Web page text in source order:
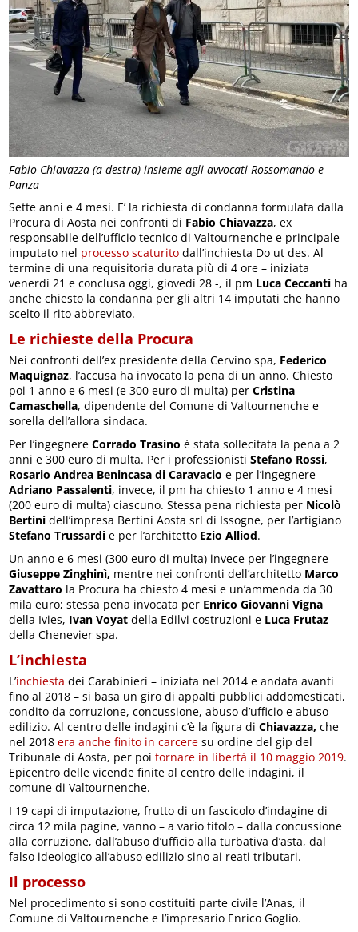
Fabio Chiavazza (a destra) insieme agli avvocati Rossomando e
Panza
Sette anni e 4 mesi. E’ la richiesta di condanna formulata dalla
Procura di Aosta nei confronti di Fabio Chiavazza, ex
responsabile dell’ufficio tecnico di Valtournenche e principale
imputato nel processo scaturito dall’inchiesta Do ut des. Al
termine di una requisitoria durata più di 4 ore – iniziata
venerdì 21 e conclusa oggi, giovedì 28 -, il pm Luca Ceccanti ha
anche chiesto la condanna per gli altri 14 imputati che hanno
scelto il rito abbreviato.
Le richieste della Procura
Nei confronti dell’ex presidente della Cervino spa, Federico
Maquignaz, l’accusa ha invocato la pena di un anno. Chiesto
poi 1 anno e 6 mesi (e 300 euro di multa) perCristina
Camaschella, dipendente del Comune di Valtournenche e
sorella dell’allora sindaca.
Per l’ingegnereCorrado Trasino è stata sollecitata la pena a 2
anni e 300 euro di multa. Per i professionistiStefano Rossi,
Rosario Andrea Benincasa di Caravacio e per l’ingegnere
Adriano Passalenti, invece, il pm ha chiesto 1 anno e 4 mesi
(200 euro di multa) ciascuno. Stessa pena richiesta per Nicolò
Bertini dell’impresa Bertini Aosta srl di Issogne, per l’artigiano
Stefano Trussardi e per l’architetto Ezio Alliod.
Un anno e 6 mesi (300 euro di multa) invece per l’ingegnere
Giuseppe Zinghinì, mentre nei confronti dell’architetto Marco
Zavattaro la Procura ha chiesto 4 mesi e un’ammenda da 30
mila euro; stessa pena invocata per Enrico Giovanni Vigna
della Ivies, Ivan Voyat della Edilvi costruzioni e Luca Frutaz
della Chenevier spa.
L’inchiesta
L’inchiesta dei Carabinieri – iniziata nel 2014 e andata avanti
fino al 2018 – si basa un giro di appalti pubblici addomesticati,
condito da corruzione, concussione, abuso d’ufficio e abuso
edilizio. Al centro delle indagini c’è la figura diChiavazza,che
nel 2018era anche finito in carcere su ordine del gip del
Tribunale di Aosta, per poitornare in libertà il 10 maggio 2019.
Epicentro delle vicende finite al centro delle indagini, il
comune di Valtournenche.
I 19 capi di imputazione, frutto di un fascicolo d’indagine di
circa 12 mila pagine, vanno – a vario titolo – dalla concussione
alla corruzione, dall’abuso d’ufficio alla turbativa d’asta, dal
falso ideologico all’abuso edilizio sino ai reati tributari.
Il processo
Nel procedimento si sono costituiti parte civile l’Anas, il
Comune di Valtournenche e l’impresario Enrico Goglio.